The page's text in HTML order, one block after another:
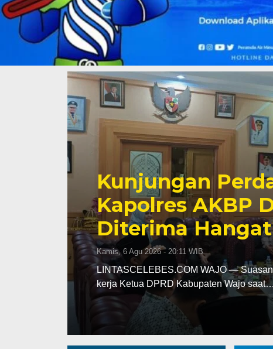
Awali Tugas
AKBP Fantry
Kebersihan dan
Kepuasan Publik
Kamis, 6 Agu 2026 - 19:39 WIB
LINTASCELEBES.COM MAKASSAR —
Kepala Bagian Pembinaan Karier